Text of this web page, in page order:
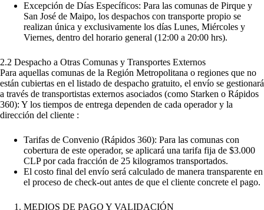
Excepción de Días Específicos: Para las comunas de Pirque y
San José de Maipo, los despachos con transporte propio se
realizan única y exclusivamente los días Lunes, Miércoles y
Viernes, dentro del horario general (12:00 a 20:00 hrs).
2.2 Despacho a Otras Comunas y Transportes Externos
Para aquellas comunas de la Región Metropolitana o regiones que no
están cubiertas en el listado de despacho gratuito, el envío se gestionará
a través de transportistas externos asociados (como Starken o Rápidos
360): Y los tiempos de entrega dependen de cada operador y la
dirección del cliente :
Tarifas de Convenio (Rápidos 360): Para las comunas con
cobertura de este operador, se aplicará una tarifa fija de $3.000
CLP por cada fracción de 25 kilogramos transportados.
El costo final del envío será calculado de manera transparente en
el proceso de check-out antes de que el cliente concrete el pago.
MEDIOS DE PAGO Y VALIDACIÓN